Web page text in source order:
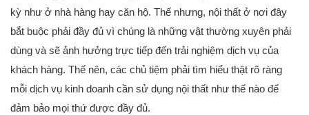
kỳ như ở nhà hàng hay căn hộ. Thế nhưng, nội thất ở nơi đây
bắt buộc phải đầy đủ vì chúng là những vật thường xuyên phải
dùng và sẽ ảnh hưởng trực tiếp đến trải nghiệm dịch vụ của
khách hàng. Thế nên, các chủ tiệm phải tìm hiểu thật rõ ràng
mỗi dịch vụ kinh doanh cần sử dụng nội thất như thế nào để
đảm bảo mọi thứ được đầy đủ.